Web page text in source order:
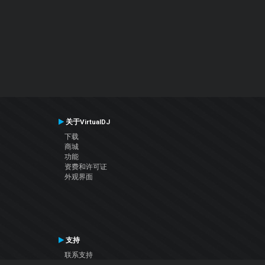
关于VirtualDJ
下载
商城
功能
资费和许可证
外观界面
支持
联系支持